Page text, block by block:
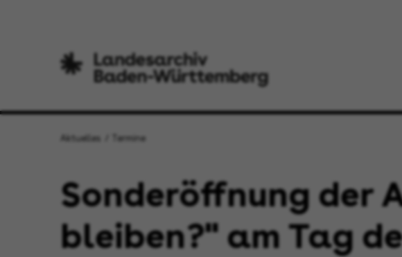
Aktuelles Termine
Sonderöffnung der
bleiben?" am Tag